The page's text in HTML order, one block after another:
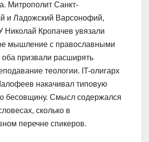
Митрополит Санкт-
и Ладожский Варсонофий,
Николай Кропачев увязали
мышление с православными
призвали расширять
теологии. IT-олигарх
накачивал типовую
бесовщину. Смысл содержался
сколько в
перечне спикеров.